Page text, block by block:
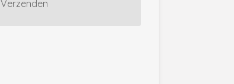
Verzenden